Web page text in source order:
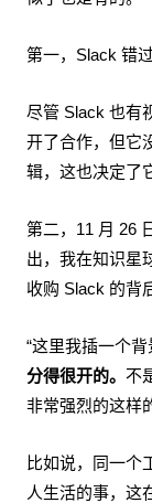
第一，Slack 错
尽管 Slack 也有
开了合作，但它
辑，这也决定了
第二，11 月 26
出，我在知识星
收购 Slack 的背
“这里我插一个背
分得很开的。 不
非常强烈的这样
比如说，同一个
人生活的事，这